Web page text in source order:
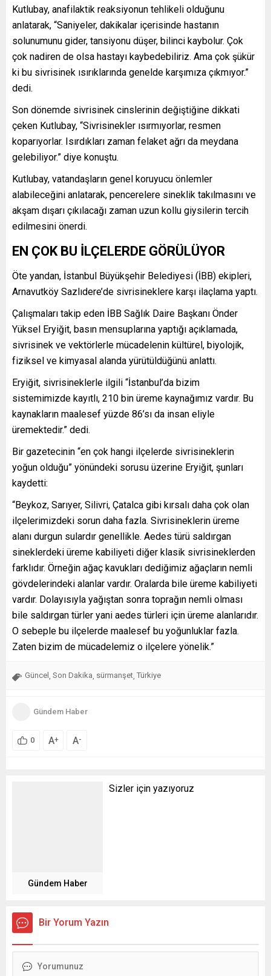
Kutlubay, anafilaktik reaksiyonun tehlikeli olduğunu
anlatarak, “Saniyeler, dakikalar içerisinde hastanın
solunumunu gider, tansiyonu düşer, bilinci kaybolur. Çok
çok nadiren de olsa hastayı kaybedebiliriz. Ama çok şükür
ki bu sivrisinek ısırıklarında genelde karşımıza çıkmıyor.”
dedi.
Son dönemde sivrisinek cinslerinin değiştiğine dikkati
çeken Kutlubay, “Sivrisinekler ısırmıyorlar, resmen
koparıyorlar. Isırdıkları zaman felaket ağrı da meydana
gelebiliyor.” diye konuştu.
Kutlubay, vatandaşların genel koruyucu önlemler
alabileceğini anlatarak, pencerelere sineklik takılmasını ve
akşam dışarı çıkılacağı zaman uzun kollu giysilerin tercih
edilmesini önerdi.
EN ÇOK BU İLÇELERDE GÖRÜLÜYOR
Öte yandan, İstanbul Büyükşehir Belediyesi (İBB) ekipleri,
Arnavutköy Sazlıdere’de sivrisineklere karşı ilaçlama yaptı.
Çalışmaları takip eden İBB Sağlık Daire Başkanı Önder
Yüksel Eryiğit, basın mensuplarına yaptığı açıklamada,
sivrisinek ve vektörlerle mücadelenin kültürel, biyolojik,
fiziksel ve kimyasal alanda yürütüldüğünü anlattı.
Eryiğit, sivrisineklerle ilgili “İstanbul’da bizim
sistemimizde kayıtlı, 210 bin üreme kaynağımız vardır. Bu
kaynakların maalesef yüzde 86’sı da insan eliyle
üremektedir.” dedi.
Bir gazetecinin “en çok hangi ilçelerde sivrisineklerin
yoğun olduğu” yönündeki sorusu üzerine Eryiğit, şunları
kaydetti:
“Beykoz, Sarıyer, Silivri, Çatalca gibi kırsalı daha çok olan
ilçelerimizdeki sorun daha fazla. Sivrisineklerin üreme
alanı durgun sulardır genellikle. Aedes türü saldırgan
sineklerdeki üreme kabiliyeti diğer klasik sivrisineklerden
farklıdır. Örneğin ağaç kavukları dediğimiz ağaçların nemli
gövdelerindeki alanlar vardır. Oralarda bile üreme kabiliyeti
vardır. Dolayısıyla yağıştan sonra toprağın nemli olması
bile saldırgan türler yani aedes türleri için üreme alanlarıdır.
O sebeple bu ilçelerde maalesef bu yoğunluklar fazla.
Zaten bizim de mücadelemiz o ilçelere yönelik.”
Güncel Son Dakika sürmanşet Türkiye
Gündem Haber
0 A+ A-
Gündem Haber
Sizler için yazıyoruz
Bir Yorum Yazın